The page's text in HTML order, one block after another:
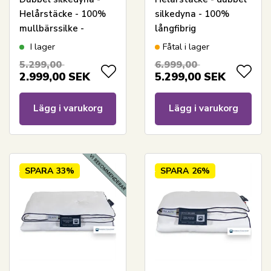
Helårstäcke - 100%
mullbärssilke -
200x220 cm - Nordic
I lager
5.299,00
2.999,00 SEK
Lägg i varukorg
silkedyna - 100%
långfibrig
mullbärssilke -
Comfort dubbeldyna
Fåtal i lager
6.999,00
5.299,00 SEK
Lägg i varukorg
SPARA 33% SPARA 26%